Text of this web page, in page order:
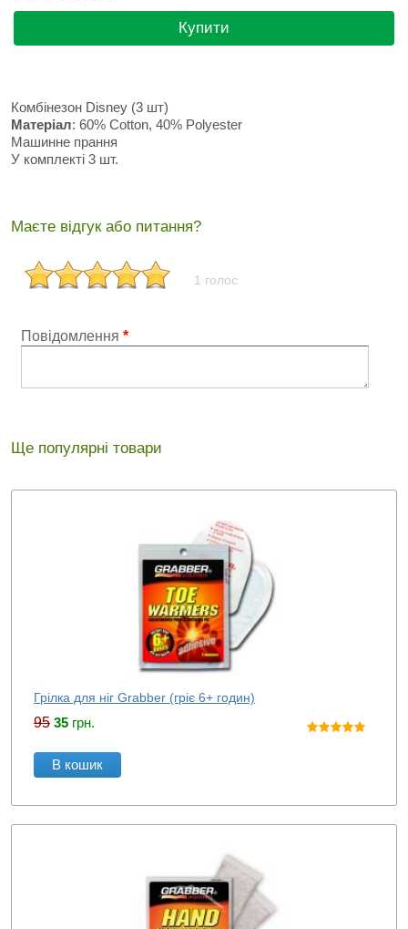
Купити
Комбінезон Disney (3 шт)
Матеріал: 60% Cotton, 40% Polyester
Машинне прання
У комплекті 3 шт.
Маєте відгук або питання?
1 голос
Повідомлення *
Ще популярні товари
Грілка для ніг Grabber (гріє 6+ годин)
95 35 грн.
В кошик